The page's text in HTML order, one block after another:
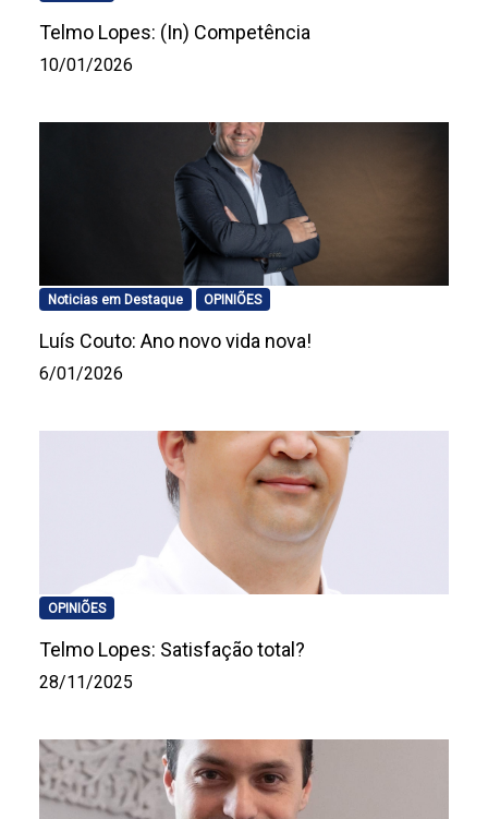
Telmo Lopes: (In) Competência
10/01/2026
Noticias em Destaque OPINIÕES
Luís Couto: Ano novo vida nova!
6/01/2026
OPINIÕES
Telmo Lopes: Satisfação total?
28/11/2025